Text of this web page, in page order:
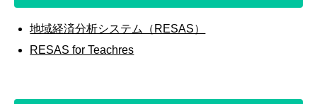
地域経済分析システム（RESAS）
RESAS for Teachres